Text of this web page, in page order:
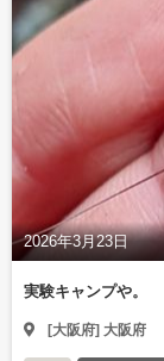
2026年3月23日
実験キャンプや。
[大阪府] 大阪府